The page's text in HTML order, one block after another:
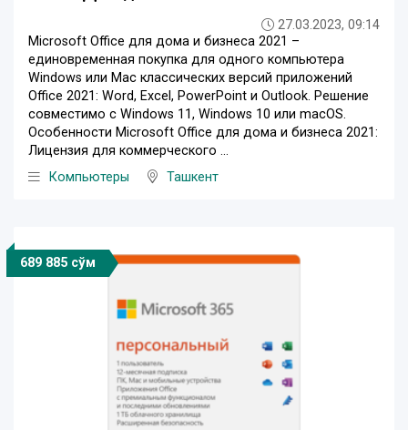
27.03.2023, 09:14
Microsoft Office для дома и бизнеса 2021 –
единовременная покупка для одного компьютера
Windows или Mac классических версий приложений
Office 2021: Word, Excel, PowerPoint и Outlook. Решение
совместимо с Windows 11, Windows 10 или macOS.
Особенности Microsoft Office для дома и бизнеса 2021:
Лицензия для коммерческого ...
Компьютеры
Ташкент
689 885 сўм